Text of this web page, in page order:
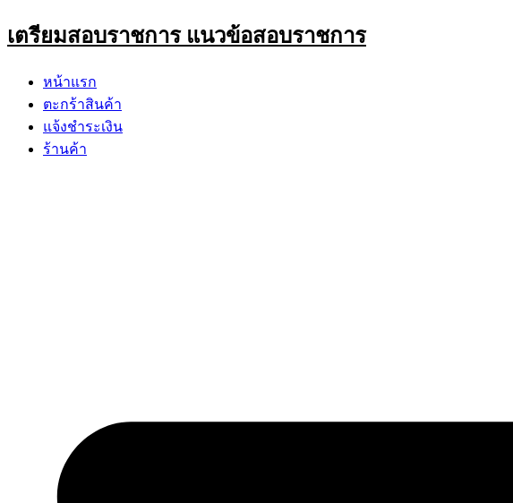
Skip
to
เตรียมสอบราชการ แนวข้อสอบราชการ
หน้าแรก
ตะกร้าสินค้า
แจ้งชำระเงิน
ร้านค้า